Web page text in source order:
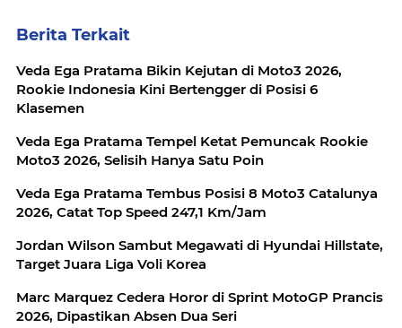
Berita Terkait
Veda Ega Pratama Bikin Kejutan di Moto3 2026,
Rookie Indonesia Kini Bertengger di Posisi 6
Klasemen
Veda Ega Pratama Tempel Ketat Pemuncak Rookie
Moto3 2026, Selisih Hanya Satu Poin
Veda Ega Pratama Tembus Posisi 8 Moto3 Catalunya
2026, Catat Top Speed 247,1 Km/Jam
Jordan Wilson Sambut Megawati di Hyundai Hillstate,
Target Juara Liga Voli Korea
Marc Marquez Cedera Horor di Sprint MotoGP Prancis
2026, Dipastikan Absen Dua Seri